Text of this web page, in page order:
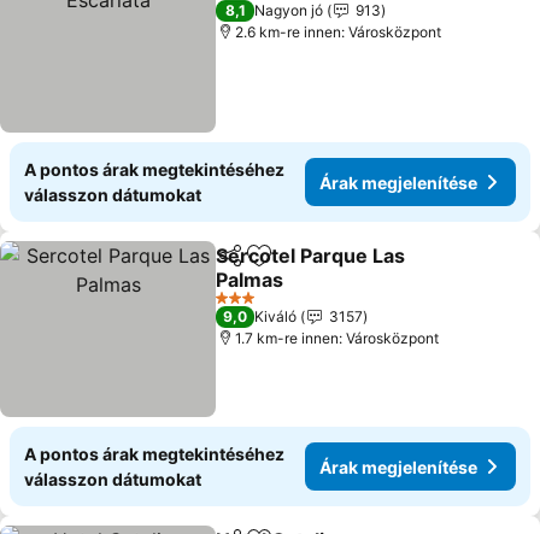
8,1 Nagyon jó
913
2.6 km-re innen: Városközpont
A pontos árak megtekintéséhez
válasszon dátumokat
Árak megjelenítése
Megosztás
Hozzáadás a kedvencekhez
Sercotel Parque Las
Palmas
3 Kategória
9,0 Kiváló
3157
1.7 km-re innen: Városközpont
A pontos árak megtekintéséhez
válasszon dátumokat
Árak megjelenítése